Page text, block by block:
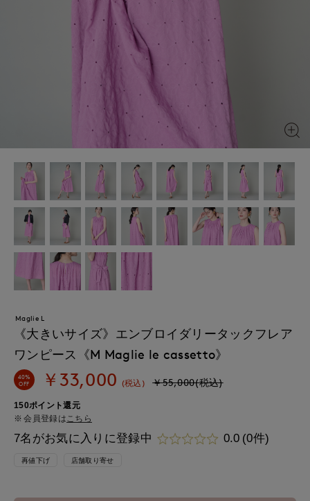
Maglie L
《大きいサイズ》エンブロイダリータックフレア
ワンピース《M Maglie le cassetto》
40%
OFF
￥33,000 (税込) ￥55,000(税込)
150ポイント還元
会員登録は こちら
7名がお気に入りに登録中 0.0 (0件)
再値下げ 店舗取り寄せ